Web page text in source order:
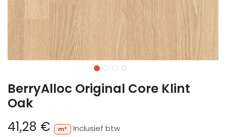
BerryAlloc Original Core Klint
Oak
41,28 € m² Inclusief btw